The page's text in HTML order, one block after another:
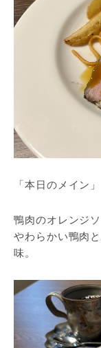
「本日のメイン」
鴨肉のオレンジ
やわらかい鴨肉
味。